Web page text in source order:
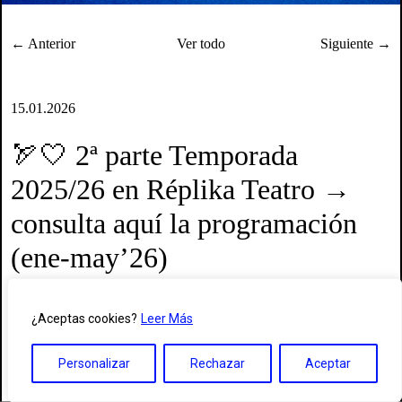
¿Aceptas cookies? Leer Más
Personalizar Rechazar Aceptar
← Anterior Ver todo Siguiente →
15.01.2026
🏹🤍 2ª parte Temporada
2025/26 en Réplika Teatro →
consulta aquí la programación
(ene-may’26)